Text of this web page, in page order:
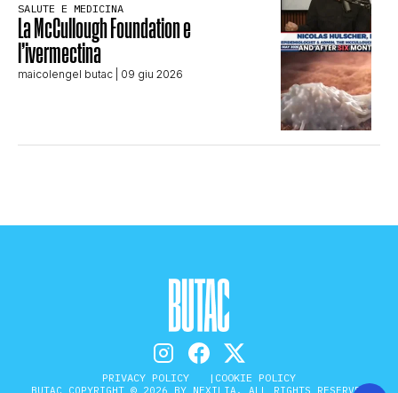
SALUTE E MEDICINA
La McCullough Foundation e
l’ivermectina
maicolengel butac | 09 giu 2026
PRIVACY POLICY COOKIE POLICY
BUTAC COPYRIGHT © 2026 BY NEXILIA. ALL RIGHTS RESERVED